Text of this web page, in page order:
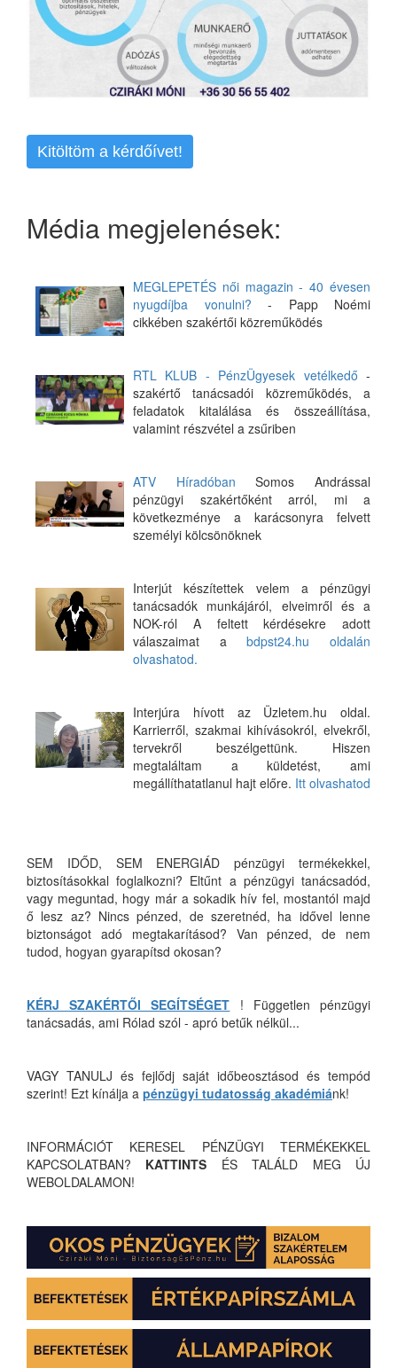
Kitöltöm a kérdőívet!
Média megjelenések:
MEGLEPETÉS női magazin - 40 évesen
nyugdíjba vonulni? - Papp Noémi
cikkében szakértői közreműködés
RTL KLUB - PénzÜgyesek vetélkedő -
szakértő tanácsadói közreműködés, a
feladatok kitalálása és összeállítása,
valamint részvétel a zsűriben
ATV Híradóban Somos Andrással
pénzügyi szakértőként arról, mi a
következménye a karácsonyra felvett
személyi kölcsönöknek
Interjút készítettek velem a pénzügyi
tanácsadók munkájáról, elveimről és a
NOK-ról A feltett kérdésekre adott
válaszaimat abdpst24.hu oldalán
olvashatod.
Interjúra hívott az Üzletem.hu oldal.
Karrierről, szakmai kihívásokról, elvekről,
tervekről beszélgettünk. Hiszen
megtaláltam a küldetést, ami
megállíthatatlanul hajt előre. Itt olvashatod
SEM IDŐD, SEM ENERGIÁD pénzügyi termékekkel,
biztosításokkal foglalkozni? Eltűnt a pénzügyi tanácsadód,
vagy meguntad, hogy már a sokadik hív fel, mostantól majd
ő lesz az? Nincs pénzed, de szeretnéd, ha idővel lenne
biztonságot adó megtakarításod? Van pénzed, de nem
tudod, hogyan gyarapítsd okosan?
KÉRJ SZAKÉRTŐI SEGÍTSÉGET ! Független pénzügyi
tanácsadás, ami Rólad szól - apró betűk nélkül...
VAGY TANULJ és fejlődj saját időbeosztásod és tempód
szerint! Ezt kínálja a pénzügyi tudatosság akadémiánk!
INFORMÁCIÓT KERESEL PÉNZÜGYI TERMÉKEKKEL
KAPCSOLATBAN? KATTINTS ÉS TALÁLD MEG ÚJ
WEBOLDALAMON!